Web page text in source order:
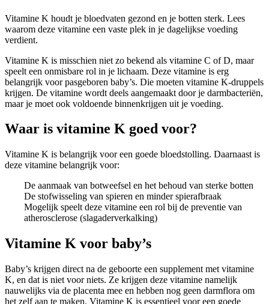
Vitamine K houdt je bloedvaten gezond en je botten sterk. Lees
waarom deze vitamine een vaste plek in je dagelijkse voeding
verdient.
Vitamine K is misschien niet zo bekend als vitamine C of D, maar
speelt een onmisbare rol in je lichaam. Deze vitamine is erg
belangrijk voor pasgeboren baby’s. Die moeten vitamine K-druppels
krijgen. De vitamine wordt deels aangemaakt door je darmbacteriën,
maar je moet ook voldoende binnenkrijgen uit je voeding.
Waar is vitamine K goed voor?
Vitamine K is belangrijk voor een goede bloedstolling. Daarnaast is
deze vitamine belangrijk voor:
De aanmaak van botweefsel en het behoud van sterke botten
De stofwisseling van spieren en minder spierafbraak
Mogelijk speelt deze vitamine een rol bij de preventie van
atherosclerose (slagaderverkalking)
Vitamine K voor baby’s
Baby’s krijgen direct na de geboorte een supplement met vitamine
K, en dat is niet voor niets. Ze krijgen deze vitamine namelijk
nauwelijks via de placenta mee en hebben nog geen darmflora om
het zelf aan te maken. Vitamine K is essentieel voor een goede